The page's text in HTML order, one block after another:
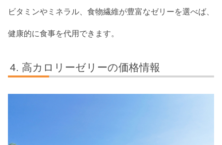
ビタミンやミネラル、食物繊維が豊富なゼリーを選べば、
健康的に食事を代用できます。
高カロリーゼリーの価格情報